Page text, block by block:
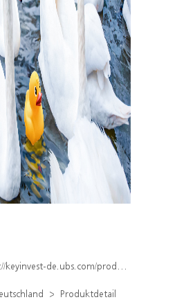
de.ubs.com/produkt/detail/index/isin/DE000WA6EEL9
Produktdetail